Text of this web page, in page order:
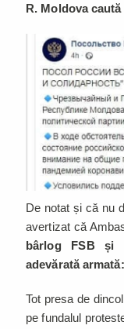
R. Moldova
De notat și că nu
avertizat că
bârlog FSB și
adevărată
Tot presa de
pe fundalul